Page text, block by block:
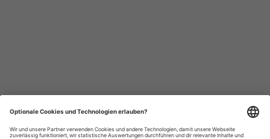
Datenschutzhinweise